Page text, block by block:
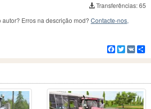
Transferências: 65
Erros na descrição mod? Contacte-nos,
Facebook
Twitter
VK